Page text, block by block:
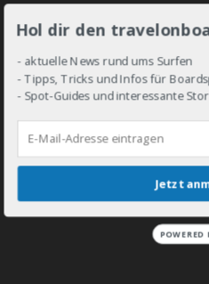
Hol dir den
- aktuelle News rund ums Surfen
- Tipps, Tricks und Infos für
- Spot-Guides und interessante
Jetzt
POWERED